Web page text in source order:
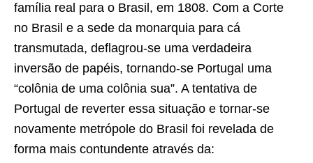
família real para o Brasil, em 1808. Com a Corte
no Brasil e a sede da monarquia para cá
transmutada, deflagrou-se uma verdadeira
inversão de papéis, tornando-se Portugal uma
“colônia de uma colônia sua”. A tentativa de
Portugal de reverter essa situação e tornar-se
novamente metrópole do Brasil foi revelada de
forma mais contundente através da: